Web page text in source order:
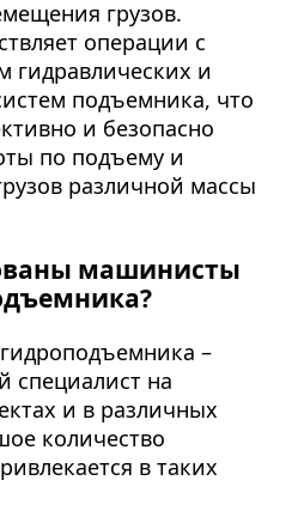
грузов.
операции с
гидравлических и
подъемника, что
и безопасно
по подъему и
различной массы
машинисты
–
специалист на
и в различных
количество
в таких